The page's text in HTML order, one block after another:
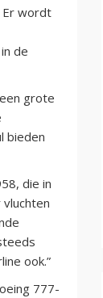
Er wordt
de
grote
bieden
die in
ook.”
777-